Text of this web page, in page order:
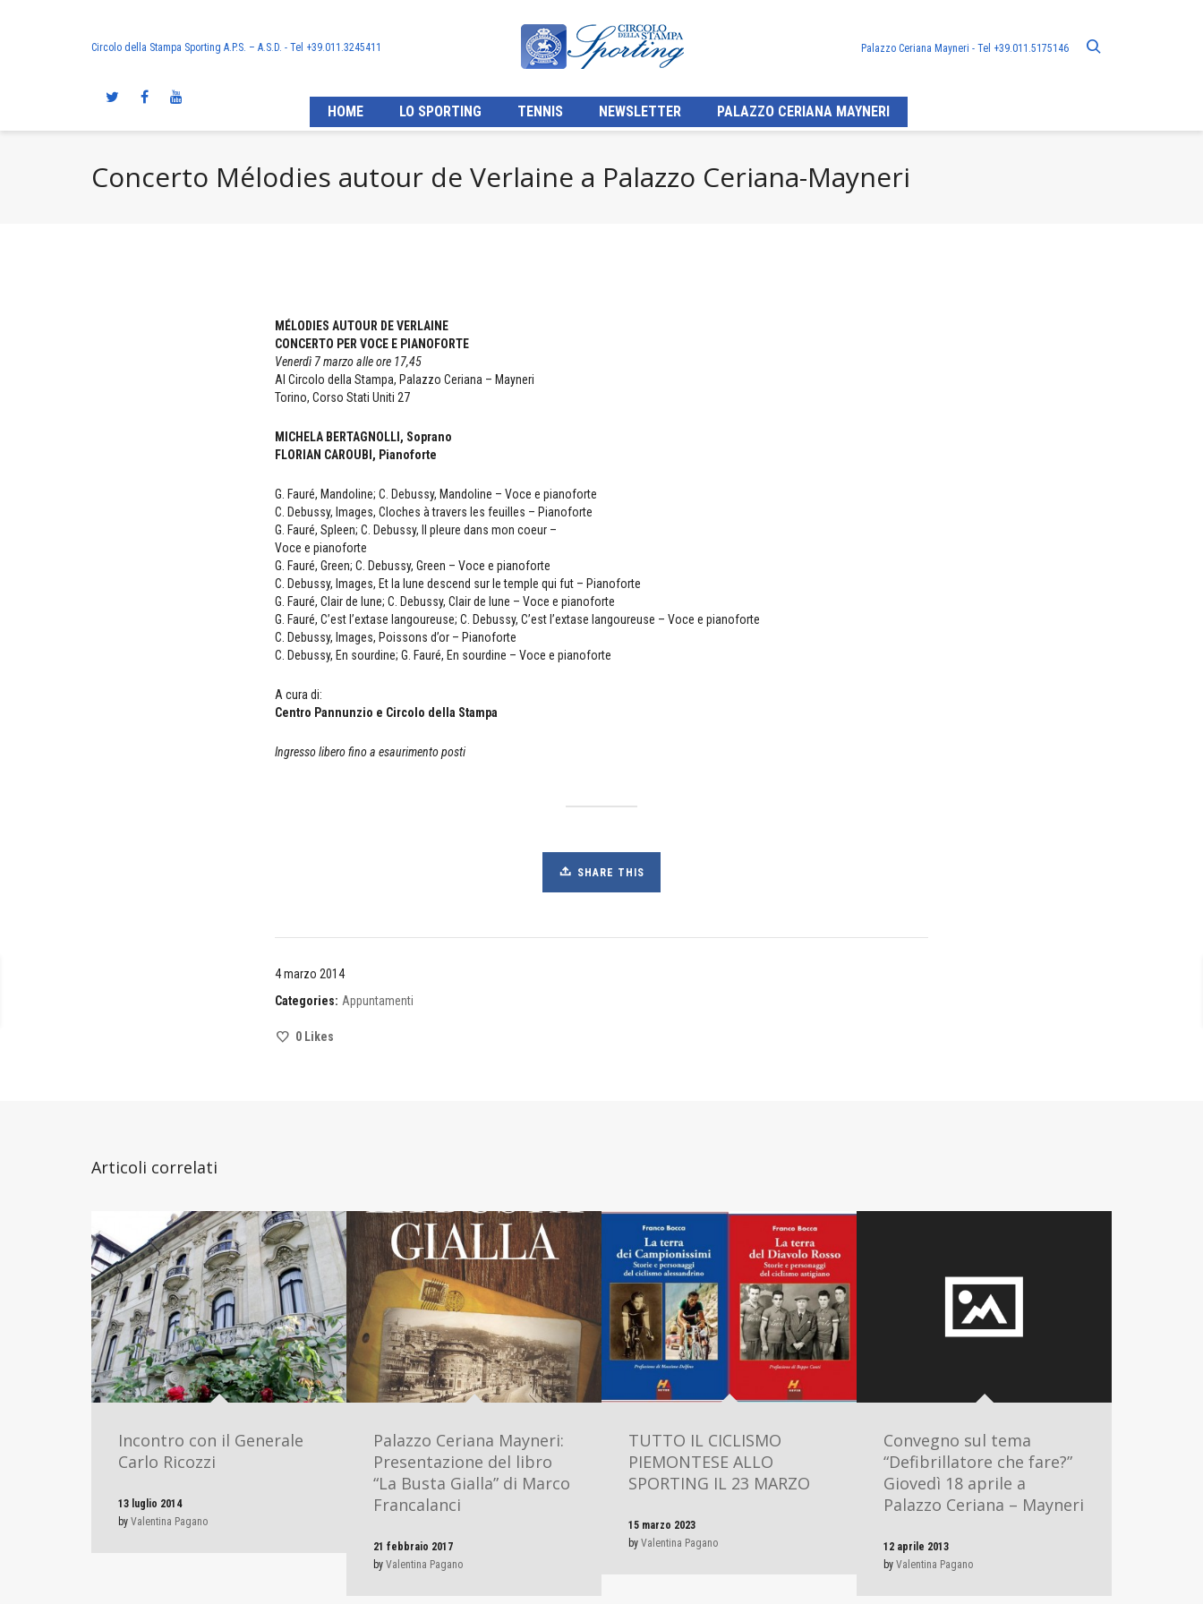
Circolo della Stampa Sporting A.P.S. – A.S.D. - Tel +39.011.3245411 Palazzo Ceriana Mayneri - Tel +39.011.5175146
HOME LO SPORTING TENNIS NEWSLETTER PALAZZO CERIANA MAYNERI
Concerto Mélodies autour de Verlaine a Palazzo Ceriana-Mayneri
MÉLODIES AUTOUR DE VERLAINE
CONCERTO PER VOCE E PIANOFORTE
Venerdì 7 marzo alle ore 17,45
Al Circolo della Stampa, Palazzo Ceriana – Mayneri
Torino, Corso Stati Uniti 27
MICHELA BERTAGNOLLI, Soprano
FLORIAN CAROUBI, Pianoforte
G. Fauré, Mandoline; C. Debussy, Mandoline – Voce e pianoforte
C. Debussy, Images, Cloches à travers les feuilles – Pianoforte
G. Fauré, Spleen; C. Debussy, Il pleure dans mon coeur –
Voce e pianoforte
G. Fauré, Green; C. Debussy, Green – Voce e pianoforte
C. Debussy, Images, Et la lune descend sur le temple qui fut – Pianoforte
G. Fauré, Clair de lune; C. Debussy, Clair de lune – Voce e pianoforte
G. Fauré, C’est l’extase langoureuse; C. Debussy, C’est l’extase langoureuse – Voce e pianoforte
C. Debussy, Images, Poissons d’or – Pianoforte
C. Debussy, En sourdine; G. Fauré, En sourdine – Voce e pianoforte
A cura di:
Centro Pannunzio e Circolo della Stampa
Ingresso libero fino a esaurimento posti
SHARE THIS
4 marzo 2014
Categories: Appuntamenti
0 Likes
Articoli correlati
Incontro con il Generale
Carlo Ricozzi
13 luglio 2014
by Valentina Pagano
Palazzo Ceriana Mayneri:
Presentazione del libro
“La Busta Gialla” di Marco
Francalanci
21 febbraio 2017
by Valentina Pagano
TUTTO IL CICLISMO
PIEMONTESE ALLO
SPORTING IL 23 MARZO
15 marzo 2023
by Valentina Pagano
Convegno sul tema
“Defibrillatore che fare?”
Giovedì 18 aprile a
Palazzo Ceriana – Mayneri
12 aprile 2013
by Valentina Pagano